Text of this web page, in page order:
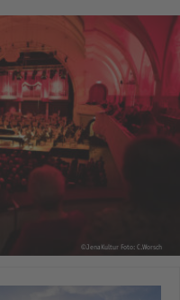
©JenaKultur Foto: C.Worsch